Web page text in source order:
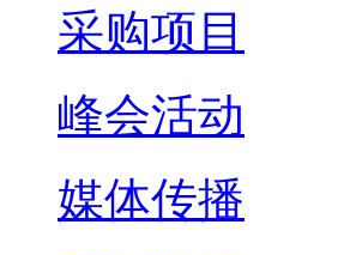
采购项目
峰会活动
媒体传播